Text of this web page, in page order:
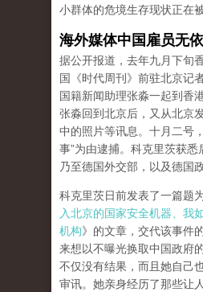
小群体的危境生存现状正在
海外媒体中国雇员无
据公开报道，去年九月下旬
国《时代周刊》前驻北京记
国籍新闻助理张淼一起到香
张淼回到北京后，又从北京
中的照片等讯息。十月二号
事”为由逮捕。科克里茨获悉
乃至德国外交部，以及德国
科克里茨日前发表了一篇题
入北京的国家安全机器、我
机构》的文章，交代该事件
来想以不曝光换取中国政府
不仅没有结果，而且她自己
审讯。她亲身经历了那些让